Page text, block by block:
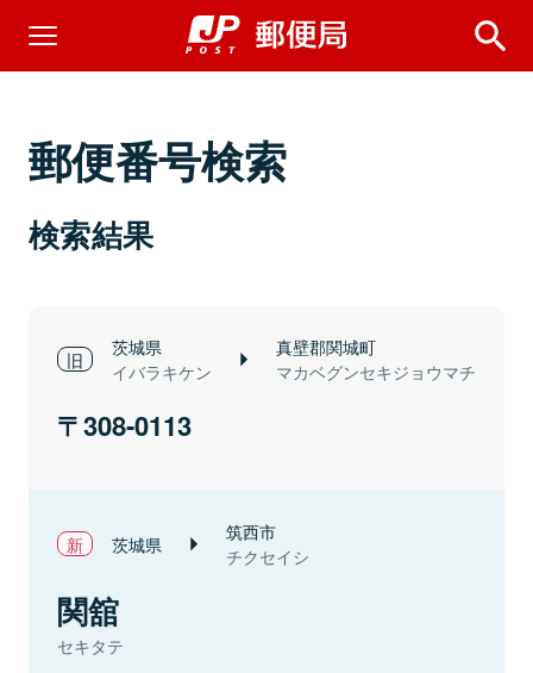
郵便番号検索
検索結果
茨城県
イバラキケン
真壁郡関城町
マカベグンセキジョウマチ
308-0113
茨城県 筑西市
チクセイシ
関舘
セキタテ